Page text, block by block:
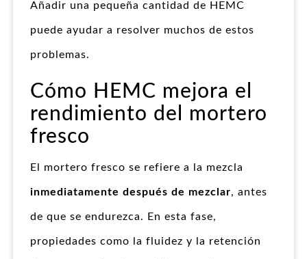
Añadir una pequeña cantidad de HEMC
puede ayudar a resolver muchos de estos
problemas.
Cómo HEMC mejora el
rendimiento del mortero
fresco
El mortero fresco se refiere a la mezcla
inmediatamente después de mezclar, antes
de que se endurezca. En esta fase,
propiedades como la fluidez y la retención